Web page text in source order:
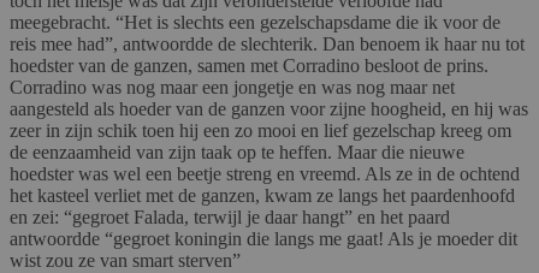
meegebracht. “Het is slechts een gezelschapsdame die ik voor de
reis mee had”, antwoordde de slechterik. Dan benoem ik haar nu tot
hoedster van de ganzen, samen met Corradino besloot de prins.
Corradino was nog maar een jongetje en was nog maar net
aangesteld als hoeder van de ganzen voor zijne hoogheid, en hij was
zeer in zijn schik toen hij een zo mooi en lief gezelschap kreeg om
de eenzaamheid van zijn taak op te heffen. Maar die nieuwe
hoedster was wel een beetje streng en vreemd. Als ze in de ochtend
het kasteel verliet met de ganzen, kwam ze langs het paardenhoofd
en zei: “gegroet Falada, terwijl je daar hangt” en het paard
antwoordde “gegroet koningin die langs me gaat! Als je moeder dit
wist zou ze van smart sterven”